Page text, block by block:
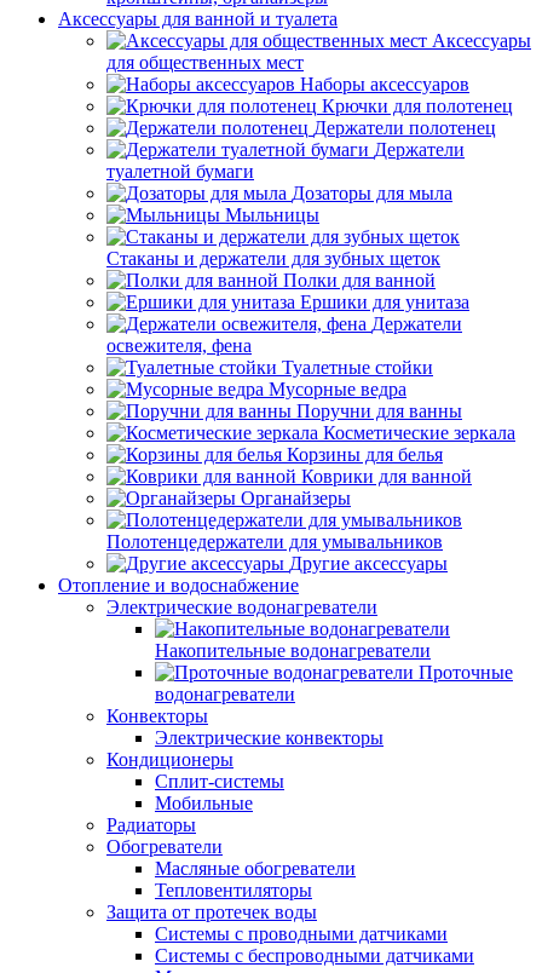
Аксессуары для ванной и туалета
Аксессуары
для общественных мест
Наборы аксессуаров
Крючки для полотенец
Держатели полотенец
Держатели
туалетной бумаги
Дозаторы для мыла
Мыльницы
Стаканы и держатели для зубных щеток
Полки для ванной
Ершики для унитаза
Держатели
освежителя, фена
Туалетные стойки
Мусорные ведра
Поручни для ванны
Косметические зеркала
Корзины для белья
Коврики для ванной
Органайзеры
Полотенцедержатели для умывальников
Другие аксессуары
Отопление и водоснабжение
Электрические водонагреватели
Накопительные водонагреватели
Проточные
водонагреватели
Конвекторы
Электрические конвекторы
Кондиционеры
Сплит-системы
Мобильные
Радиаторы
Обогреватели
Масляные обогреватели
Тепловентиляторы
Защита от протечек воды
Системы с проводными датчиками
Системы с беспроводными датчиками